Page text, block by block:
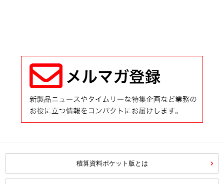
積算資料ポケット版とは